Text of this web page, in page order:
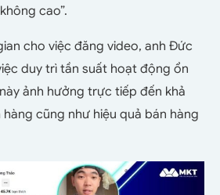
cao”.
cho việc đăng video, anh Đức
duy trì tần suất hoạt động ổn
ảnh hưởng trực tiếp đến khả
cũng như hiệu quả bán hàng